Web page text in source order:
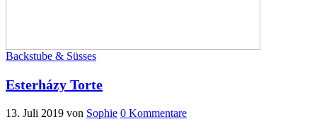
Backstube & Süsses
Esterházy Torte
13. Juli 2019 von Sophie 0 Kommentare